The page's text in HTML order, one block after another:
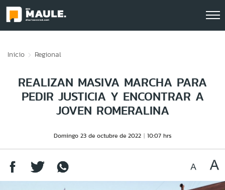
Inicio Regional
REALIZAN MASIVA MARCHA PARA
PEDIR JUSTICIA Y ENCONTRAR A
JOVEN ROMERALINA
Domingo 23 de octubre de 2022 10:07 hrs